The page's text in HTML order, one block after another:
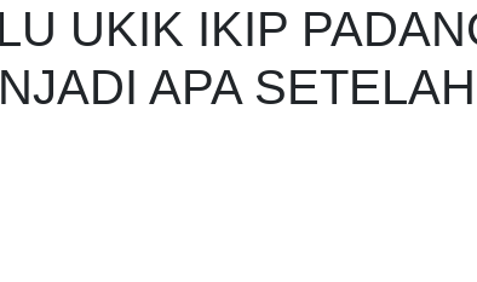
UKIK IKIP
APA